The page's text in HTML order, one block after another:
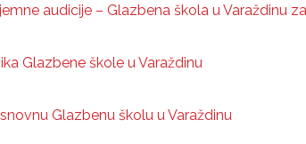
audicije – Glazbena škola u Varaždinu
Glazbene škole u Varaždinu
Glazbenu školu u Varaždinu